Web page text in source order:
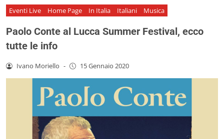
Eventi Live Home Page In Italia Italiani Musica
Paolo Conte al Lucca Summer Festival, ecco
tutte le info
Ivano Moriello - 15 Gennaio 2020